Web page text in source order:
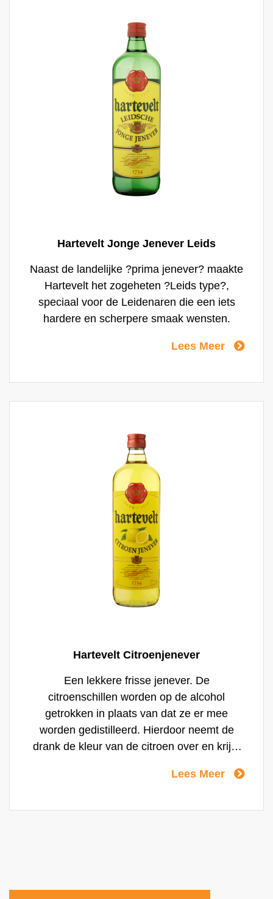
Hartevelt Jonge Jenever Leids
Naast de landelijke ?prima jenever? maakte
Hartevelt het zogeheten ?Leids type?,
speciaal voor de Leidenaren die een iets
hardere en scherpere smaak wensten.
Lees Meer
Hartevelt Citroenjenever
Een lekkere frisse jenever. De
citroenschillen worden op de alcohol
getrokken in plaats van dat ze er mee
worden gedistilleerd. Hierdoor neemt de
drank de kleur van de citroen over en krijgt
Lees Meer